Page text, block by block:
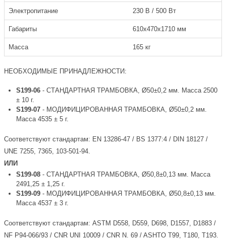
Электропитание 230 В / 500 Вт
Габариты 610x470x1710 мм
Масса 165 кг
НЕОБХОДИМЫЕ ПРИНАДЛЕЖНОСТИ:
S199-06 - СТАНДАРТНАЯ ТРАМБОВКА, Ø50±0,2 мм. Масса 2500
± 10 г.
S199-07 - МОДИФИЦИРОВАННАЯ ТРАМБОВКА, Ø50±0,2 мм.
Масса 4535 ± 5 г.
Соответствуют стандартам: EN 13286-47 / BS 1377:4 / DIN 18127 /
UNE 7255, 7365, 103-501-94.
ИЛИ
S199-08 - СТАНДАРТНАЯ ТРАМБОВКА, Ø50,8±0,13 мм. Масса
2491,25 ± 1,25 г.
S199-09 - МОДИФИЦИРОВАННАЯ ТРАМБОВКА, Ø50,8±0,13 мм.
Масса 4537 ± 3 г.
Соответствуют стандартам: ASTM D558, D559, D698, D1557, D1883 /
NF P94-066/93 / CNR UNI 10009 / CNR N. 69 / ASHTO T99, T180, T193.